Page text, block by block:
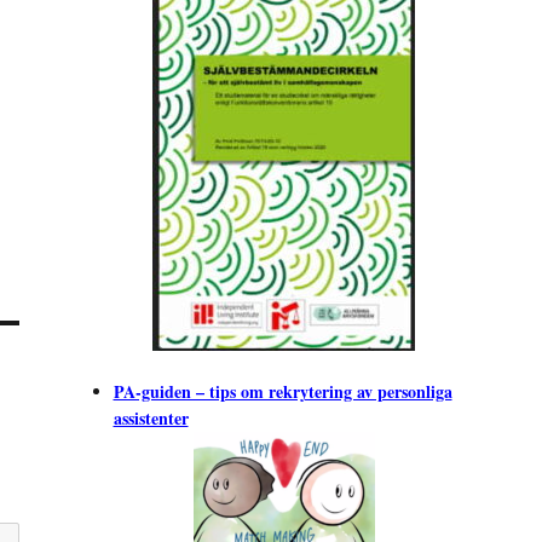
PA-guiden – tips om rekrytering av personliga
assistenter